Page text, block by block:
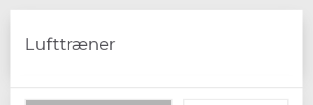
Lufttræner